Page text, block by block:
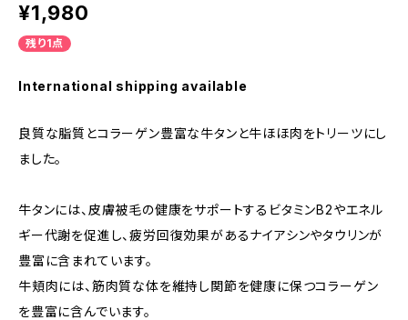
¥1,980
残り1点
International shipping available
良質な脂質とコラーゲン豊富な牛タンと牛ほほ肉をトリーツにし
ました。
牛タンには、皮膚被毛の健康をサポートするビタミンB2やエネル
ギー代謝を促進し、疲労回復効果があるナイアシンやタウリンが
豊富に含まれています。
牛頬肉には、筋肉質な体を維持し関節を健康に保つコラーゲン
を豊富に含んでいます。